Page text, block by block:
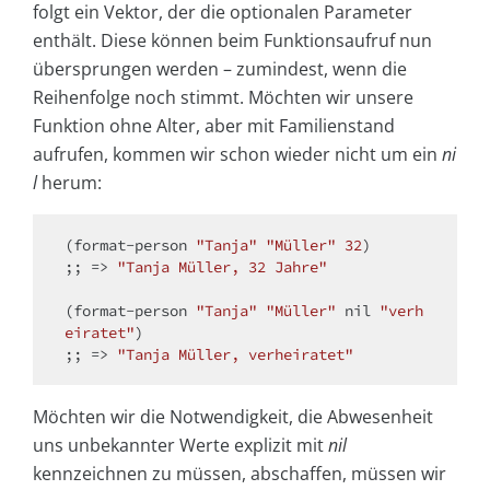
folgt ein Vektor, der die optionalen Parameter
enthält. Diese können beim Funktionsaufruf nun
übersprungen werden – zumindest, wenn die
Reihenfolge noch stimmt. Möchten wir unsere
Funktion ohne Alter, aber mit Familienstand
aufrufen, kommen wir schon wieder nicht um ein ni
lherum:
(format-person "Tanja" "Müller" 32)
;; => "Tanja Müller, 32 Jahre"
(format-person "Tanja" "Müller" nil "verh
eiratet")
;; => "Tanja Müller, verheiratet"
Möchten wir die Notwendigkeit, die Abwesenheit
uns unbekannter Werte explizit mitnil
kennzeichnen zu müssen, abschaffen, müssen wir